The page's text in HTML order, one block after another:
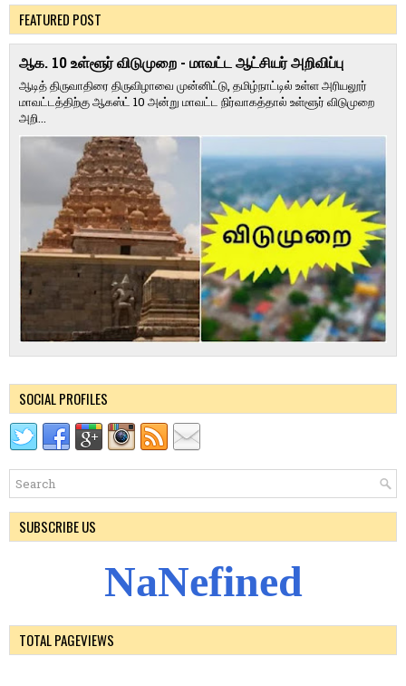
FEATURED POST
ஆக. 10 உள்ளூர் விடுமுறை - மாவட்ட ஆட்சியர் அறிவிப்பு
ஆடித் திருவாதிரை திருவிழாவை முன்னிட்டு, தமிழ்நாட்டில் உள்ள அரியலூர்
மாவட்டத்திற்கு ஆகஸ்ட் 10 அன்று மாவட்ட நிர்வாகத்தால் உள்ளூர் விடுமுறை
அறி...
SOCIAL PROFILES
SUBSCRIBE US
NaNefined
TOTAL PAGEVIEWS